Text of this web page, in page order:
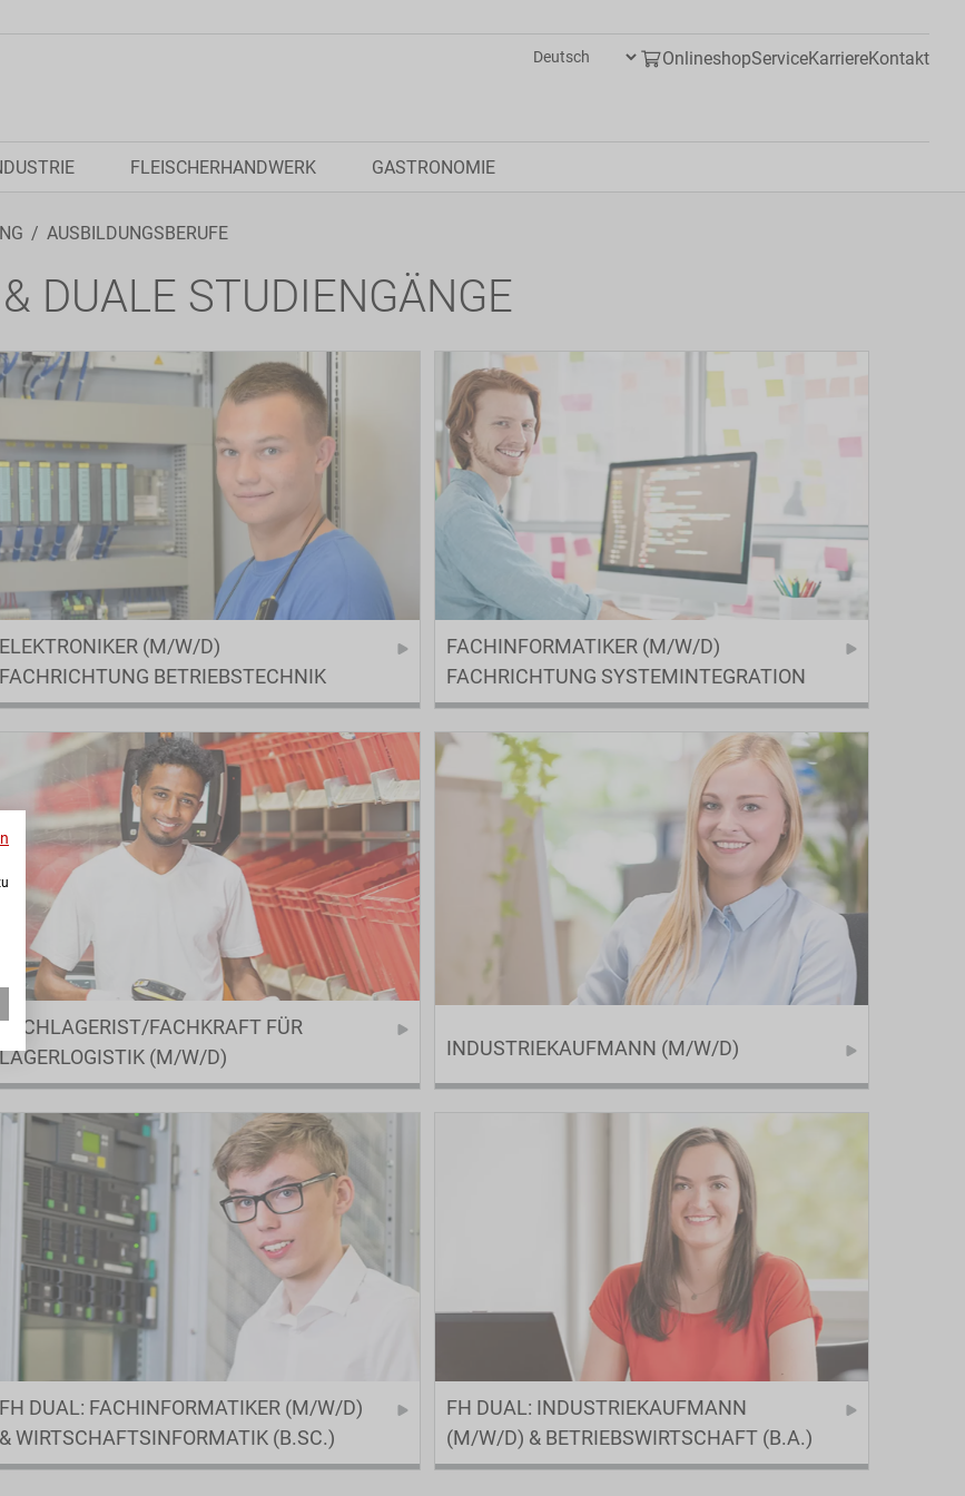
OnlineshopServiceKarriereKontakt
FLEISCHERHANDWERK GASTRONOMIE
AUSBILDUNGSBERUFE
DUALE STUDIENGÄNGE
ELEKTRONIKER (M/W/D)
FACHRICHTUNG BETRIEBSTECHNIK
FACHINFORMATIKER (M/W/D)
FACHRICHTUNG SYSTEMINTEGRATION
FACHKRAFT FÜR
(M/W/D)
INDUSTRIEKAUFMANN (M/W/D)
FH DUAL: FACHINFORMATIKER (M/W/D)
& WIRTSCHAFTSINFORMATIK (B.SC.)
FH DUAL: INDUSTRIEKAUFMANN
(M/W/D) & BETRIEBSWIRTSCHAFT (B.A.)